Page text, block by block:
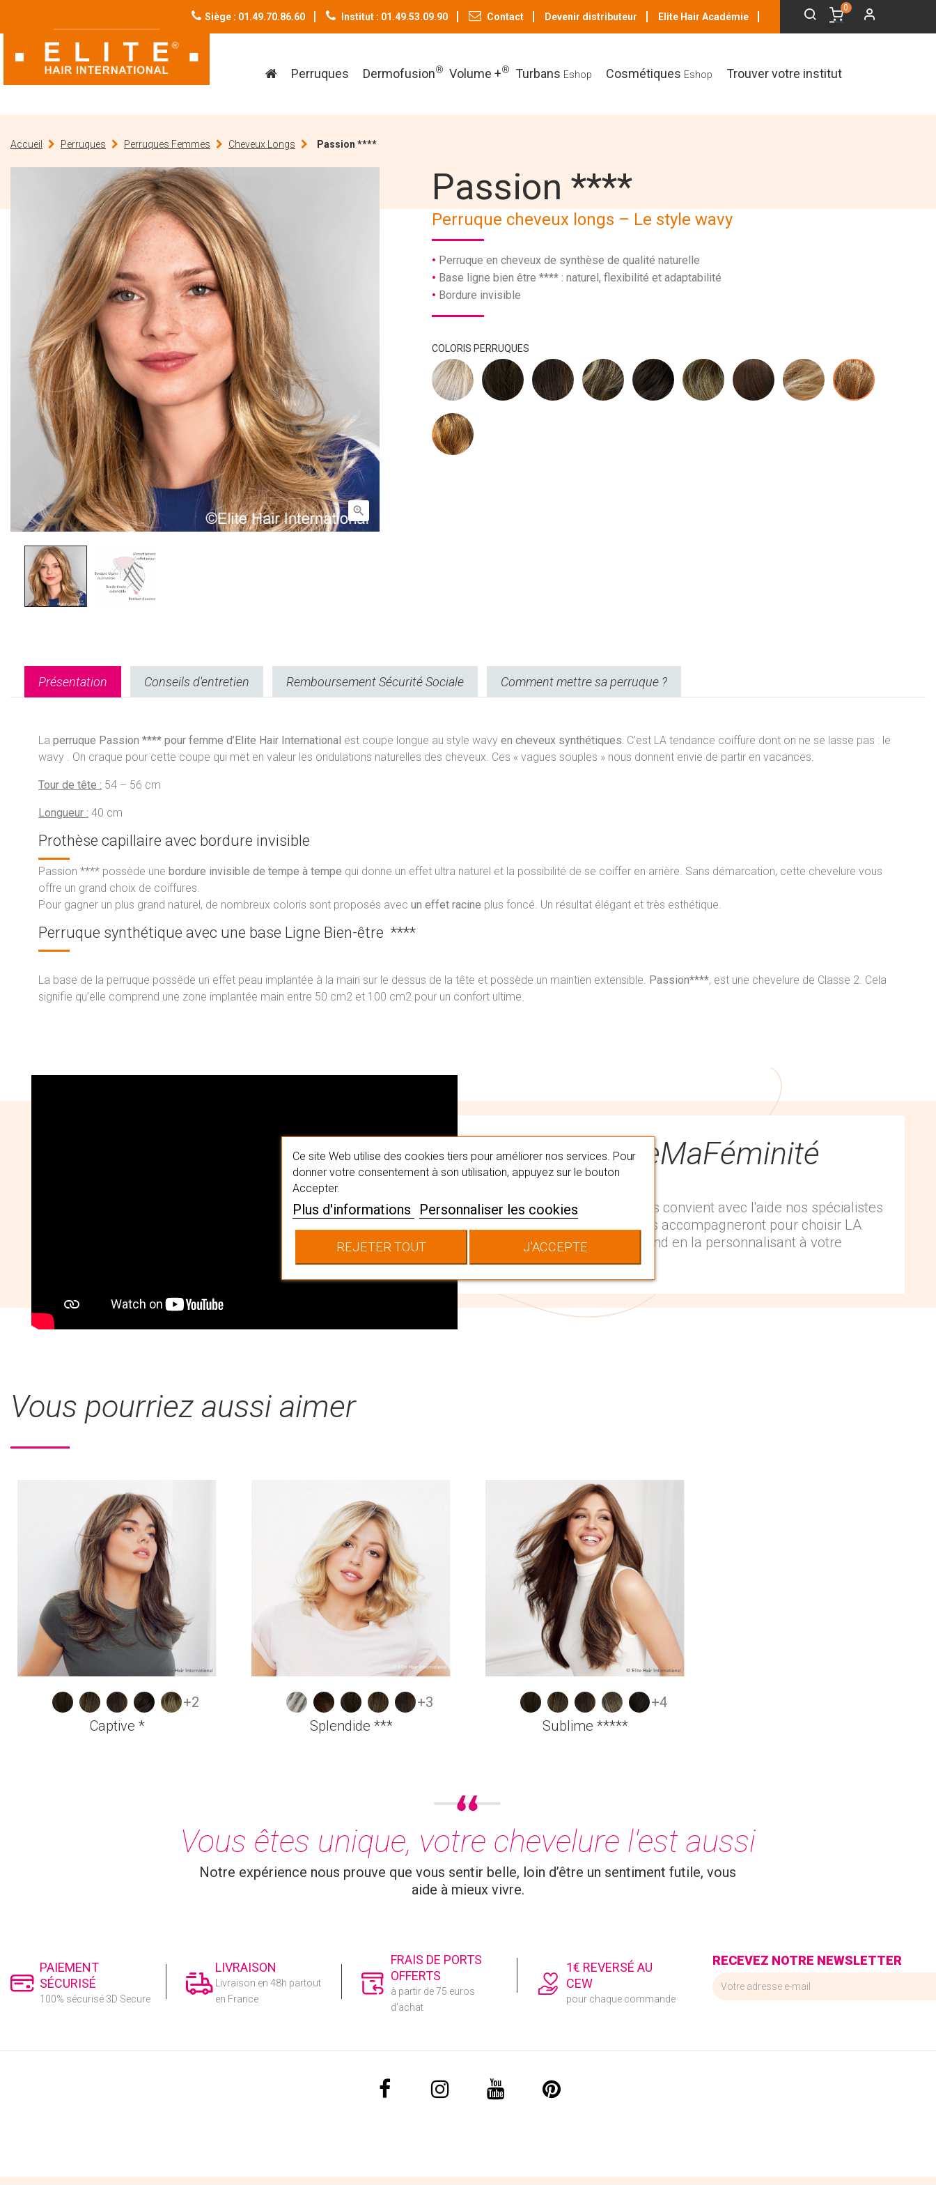
Siège : 01.49.70.86.60 Institut : 01.49.53.09.90 Contact Devenir distributeur Elite Hair Académie
0
Perruques Dermofusion® Volume +® Turbans Eshop Cosmétiques Eshop Trouver votre institut
Accueil Perruques Perruques Femmes Cheveux Longs Passion ****

Passion ****
Perruque cheveux longs – Le style wavy
Perruque en cheveux de synthèse de qualité naturelle
Base ligne bien être **** : naturel, flexibilité et adaptabilité
Bordure invisible
COLORIS PERRUQUES
Présentation Conseils d'entretien Remboursement Sécurité Sociale Comment mettre sa perruque ?
La perruque Passion **** pour femme d’Elite Hair International est coupe longue au style wavy en cheveux synthétiques. C'est LA tendance coiffure dont on ne se lasse pas : le
wavy . On craque pour cette coupe qui met en valeur les ondulations naturelles des cheveux. Ces « vagues souples » nous donnent envie de partir en vacances.
Tour de tête : 54 – 56 cm
Longueur : 40 cm
Prothèse capillaire avec bordure invisible
Passion **** possède une bordure invisible de tempe à tempe qui donne un effet ultra naturel et la possibilité de se coiffer en arrière. Sans démarcation, cette chevelure vous
offre un grand choix de coiffures.
Pour gagner un plus grand naturel, de nombreux coloris sont proposés avec un effet racine plus foncé. Un résultat élégant et très esthétique.
Perruque synthétique avec une base Ligne Bien-être ****
La base de la perruque possède un effet peau implantée à la main sur le dessus de la tête et possède un maintien extensible. Passion****, est une chevelure de Classe 2. Cela
signifie qu’elle comprend une zone implantée main entre 50 cm2 et 100 cm2 pour un confort ultime.
#MaPerruqueMaFéminité
Trouvez la perruque qui vous convient avec l'aide nos spécialistes
capillaires en institut. Ils vous accompagneront pour choisir LA
chevelure qui vous correspond en la personnalisant à votre
image.
Vous pourriez aussi aimer
+2
Captive *
+3
Splendide ***
+4
Sublime *****
Vous êtes unique, votre chevelure l'est aussi
Notre expérience nous prouve que vous sentir belle, loin d’être un sentiment futile, vous
aide à mieux vivre.
PAIEMENT
SÉCURISÉ
100% sécurisé 3D Secure
LIVRAISON
Livraison en 48h partout
en France
FRAIS DE PORTS
OFFERTS
à partir de 75 euros
d’achat
1€ REVERSÉ AU
CEW
pour chaque commande
RECEVEZ NOTRE NEWSLETTER
Ce site Web utilise des cookies tiers pour améliorer nos services. Pour
donner votre consentement à son utilisation, appuyez sur le bouton
Accepter.
Plus d'informations Personnaliser les cookies
REJETER TOUT J'ACCEPTE